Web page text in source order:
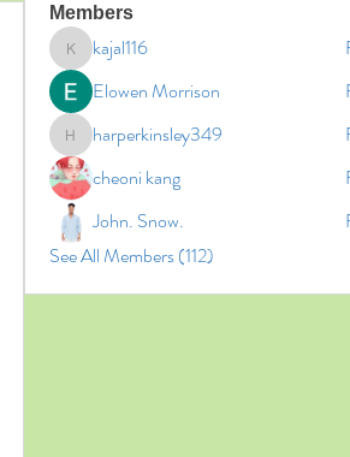
Members
kajal116
kajal116
Elowen Morrison
harperkinsley349
harperkinsley349
cheoni kang
John. Snow.
See All Members (112)